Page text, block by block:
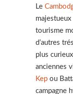
Le
majestueux
tourisme
d’autres
plus
anciennes
Kep ou
campagne